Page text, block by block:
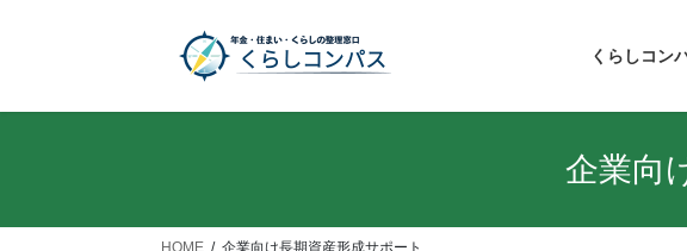
くらしコン
企業向
HOME 企業向け長期資産形成サポート